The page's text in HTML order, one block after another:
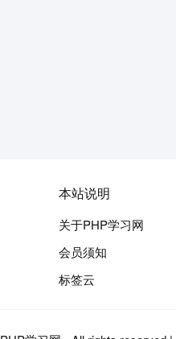
本站说明
关于PHP学习网
会员须知
标签云